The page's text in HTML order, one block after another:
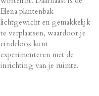
Elena plantenbak
lichtgewicht en gemakkelijk
te verplaatsen, waardoor je
eindeloos kunt
experimenteren met de
inrichting van je ruimte.